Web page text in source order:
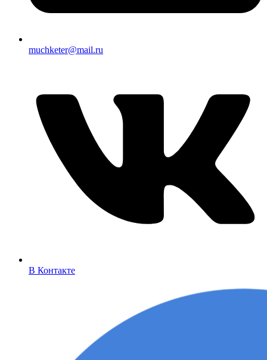
muchketer@mail.ru
В Контакте